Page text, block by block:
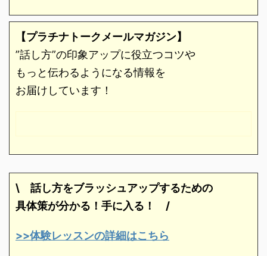
【プラチナトークメールマガジン】
”話し方”の印象アップに役立つコツや
もっと伝わるようになる情報を
お届けしています！
\ 話し方をブラッシュアップするための
具体策が分かる！手に入る！ /
>>体験レッスンの詳細はこちら